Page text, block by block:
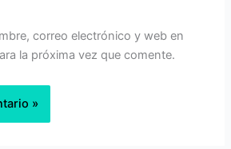
correo electrónico y web en
la próxima vez que comente.